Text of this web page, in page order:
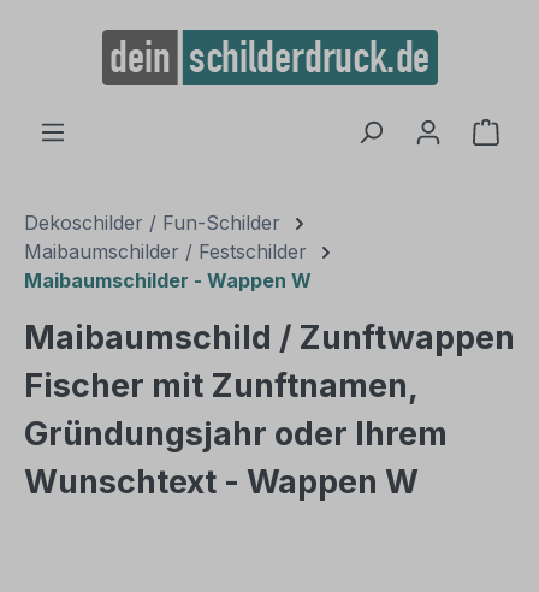
springen
Dekoschilder / Fun-Schilder
Maibaumschilder / Festschilder
Maibaumschilder - Wappen W
Maibaumschild / Zunftwappen
Fischer mit Zunftnamen,
Gründungsjahr oder Ihrem
Wunschtext - Wappen W